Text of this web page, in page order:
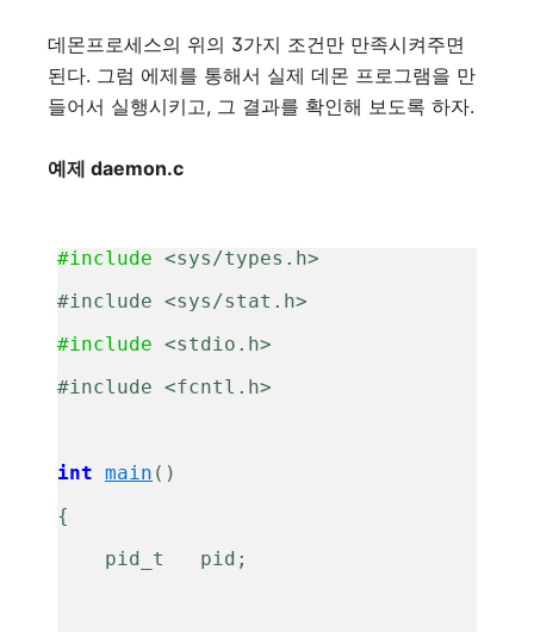
데몬프로세스의 위의 3가지 조건만 만족시켜주면
된다. 그럼 에제를 통해서 실제 데몬 프로그램을 만
들어서 실행시키고, 그 결과를 확인해 보도록 하자.
예제 daemon.c
#include <sys/types.h>
#include <sys/stat.h>
#include <stdio.h>
#include <fcntl.h>
int main ()
{
    pid_t   pid;